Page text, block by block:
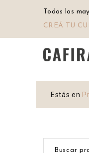
Todos los
CREÁ TU
Estás en
Buscar